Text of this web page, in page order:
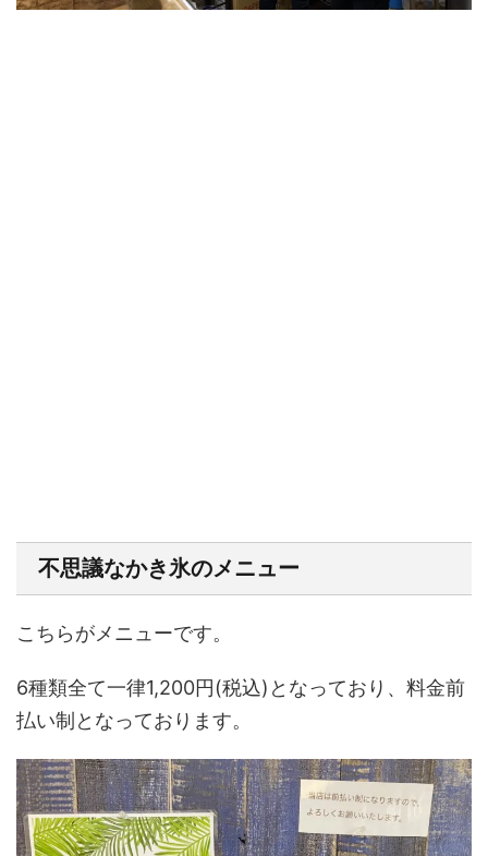
不思議なかき氷のメニュー
こちらがメニューです。
6種類全て一律1,200円(税込)となっており、料金前
払い制となっております。